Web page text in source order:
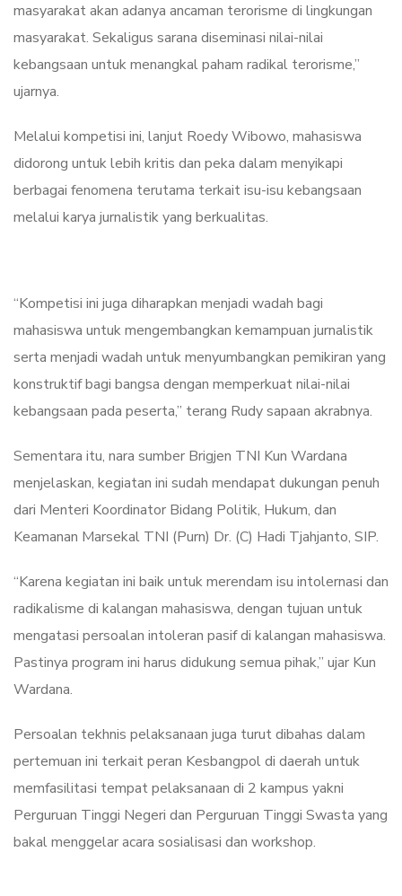
masyarakat akan adanya ancaman terorisme di lingkungan
masyarakat. Sekaligus sarana diseminasi nilai-nilai
kebangsaan untuk menangkal paham radikal terorisme,”
ujarnya.
Melalui kompetisi ini, lanjut Roedy Wibowo, mahasiswa
didorong untuk lebih kritis dan peka dalam menyikapi
berbagai fenomena terutama terkait isu-isu kebangsaan
melalui karya jurnalistik yang berkualitas.
“Kompetisi ini juga diharapkan menjadi wadah bagi
mahasiswa untuk mengembangkan kemampuan jurnalistik
serta menjadi wadah untuk menyumbangkan pemikiran yang
konstruktif bagi bangsa dengan memperkuat nilai-nilai
kebangsaan pada peserta,” terang Rudy sapaan akrabnya.
Sementara itu, nara sumber Brigjen TNI Kun Wardana
menjelaskan, kegiatan ini sudah mendapat dukungan penuh
dari Menteri Koordinator Bidang Politik, Hukum, dan
Keamanan Marsekal TNI (Purn) Dr. (C) Hadi Tjahjanto, SIP.
“Karena kegiatan ini baik untuk merendam isu intolernasi dan
radikalisme di kalangan mahasiswa, dengan tujuan untuk
mengatasi persoalan intoleran pasif di kalangan mahasiswa.
Pastinya program ini harus didukung semua pihak,” ujar Kun
Wardana.
Persoalan tekhnis pelaksanaan juga turut dibahas dalam
pertemuan ini terkait peran Kesbangpol di daerah untuk
memfasilitasi tempat pelaksanaan di 2 kampus yakni
Perguruan Tinggi Negeri dan Perguruan Tinggi Swasta yang
bakal menggelar acara sosialisasi dan workshop.